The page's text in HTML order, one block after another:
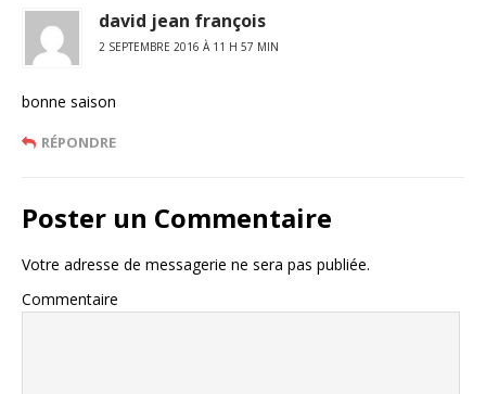
david jean françois
2 SEPTEMBRE 2016 À 11 H 57 MIN
bonne saison
RÉPONDRE
Poster un Commentaire
Votre adresse de messagerie ne sera pas publiée.
Commentaire